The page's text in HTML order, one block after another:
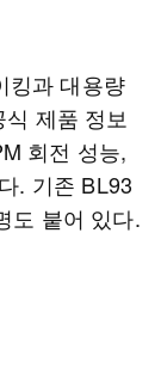
킹과 대용량
제품 정보
회전 성능,
. 기존 BL93
도 붙어 있다.